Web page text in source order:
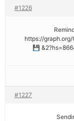
#1226
💾
https://
#1227
📊